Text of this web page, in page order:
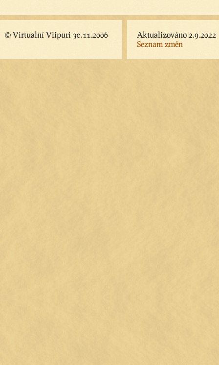
© Virtualní Viipuri 30.11.2006
Aktualizováno 2.9.2022
Seznam změn